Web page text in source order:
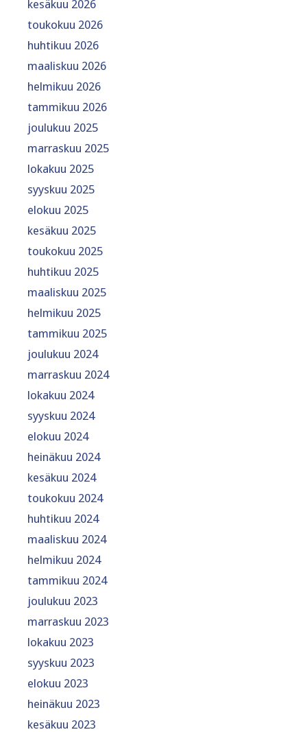
kesäkuu 2026
toukokuu 2026
huhtikuu 2026
maaliskuu 2026
helmikuu 2026
tammikuu 2026
joulukuu 2025
marraskuu 2025
lokakuu 2025
syyskuu 2025
elokuu 2025
kesäkuu 2025
toukokuu 2025
huhtikuu 2025
maaliskuu 2025
helmikuu 2025
tammikuu 2025
joulukuu 2024
marraskuu 2024
lokakuu 2024
syyskuu 2024
elokuu 2024
heinäkuu 2024
kesäkuu 2024
toukokuu 2024
huhtikuu 2024
maaliskuu 2024
helmikuu 2024
tammikuu 2024
joulukuu 2023
marraskuu 2023
lokakuu 2023
syyskuu 2023
elokuu 2023
heinäkuu 2023
kesäkuu 2023